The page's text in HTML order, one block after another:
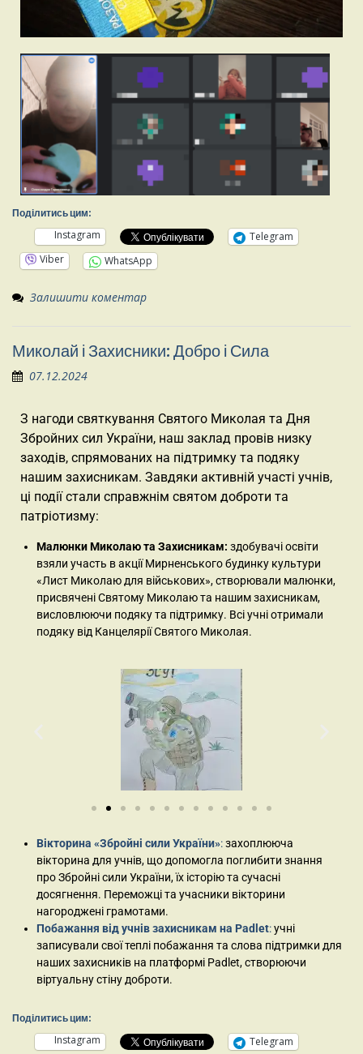
Поділитись цим:
Instagram
Telegram
Viber
WhatsApp
Залишити коментар
Миколай і Захисники: Добро і Сила
07.12.2024
З нагоди святкування Святого Миколая та Дня
Збройних сил України, наш заклад провів низку
заходів, спрямованих на підтримку та подяку
нашим захисникам. Завдяки активній участі учнів,
ці події стали справжнім святом доброти та
патріотизму:
Малюнки Миколаю та Захисникам: здобувачі освіти
взяли участь в акції Мирненського будинку культури
«Лист Миколаю для військових», створювали малюнки,
присвячені Святому Миколаю та нашим захисникам,
висловлюючи подяку та підтримку. Всі учні отримали
подяку від Канцелярії Святого Миколая.
Вікторина «Збройні сили України»:захоплююча
вікторина для учнів, що допомогла поглибити знання
про Збройні сили України, їх історію та сучасні
досягнення. Переможці та учасники вікторини
нагороджені грамотами.
Побажання від учнів захисникам на Padlet:учні
записували свої теплі побажання та слова підтримки для
наших захисників на платформі Padlet, створюючи
віртуальну стіну доброти.
Поділитись цим:
Instagram
Telegram